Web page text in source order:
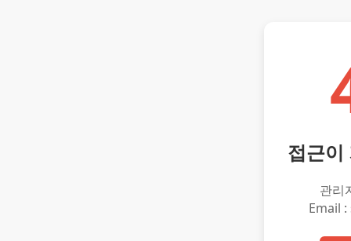
접근이
관리
Email